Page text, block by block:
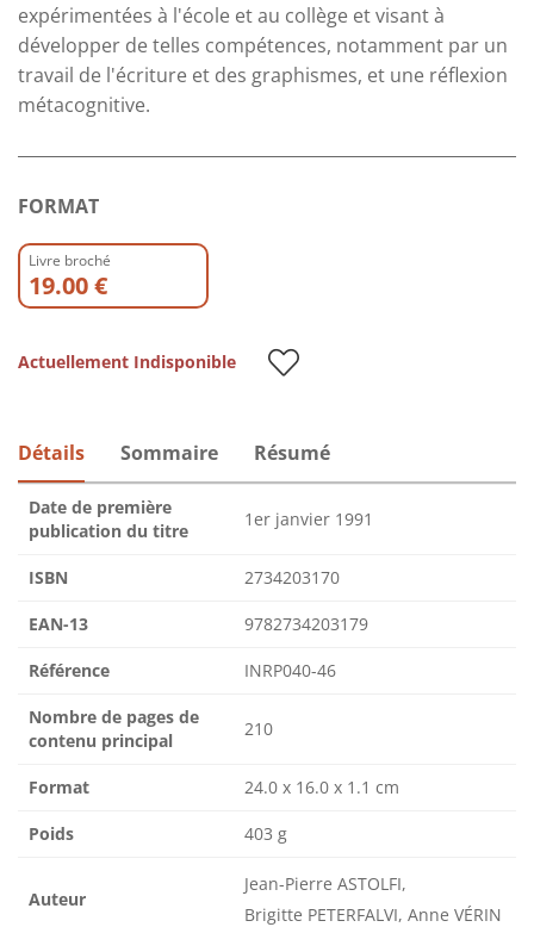
expérimentées à l'école et au collège et visant à
développer de telles compétences, notamment par un
travail de l'écriture et des graphismes, et une réflexion
métacognitive.
FORMAT
Livre broché
19.00 €
Actuellement Indisponible
Détails Sommaire Résumé
Date de première
publication du titre
1er janvier 1991
ISBN 2734203170
EAN-13 9782734203179
Référence INRP040-46
Nombre de pages de
contenu principal
210
Format 24.0 x 16.0 x 1.1 cm
Poids 403 g
Auteur
Jean-Pierre ASTOLFI,
Brigitte PETERFALVI, Anne VÉRIN